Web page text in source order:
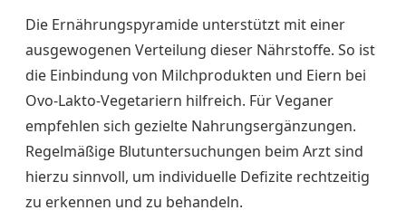
Die Ernährungspyramide unterstützt mit einer
ausgewogenen Verteilung dieser Nährstoffe. So ist
die Einbindung von Milchprodukten und Eiern bei
Ovo-Lakto-Vegetariern hilfreich. Für Veganer
empfehlen sich gezielte Nahrungsergänzungen.
Regelmäßige Blutuntersuchungen beim Arzt sind
hierzu sinnvoll, um individuelle Defizite rechtzeitig
zu erkennen und zu behandeln.